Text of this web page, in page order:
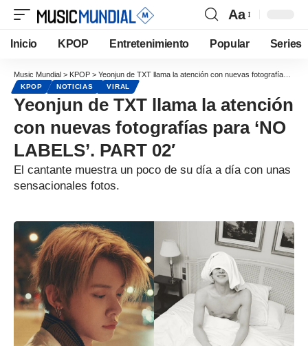
Aa
Inicio KPOP Entretenimiento Popular Series
Music Mundial > KPOP > Yeonjun de TXT llama la atención con nuevas fotografías para ‘NO LABELS’. PART 02′
KPOP NOTICIAS VIRAL
Yeonjun de TXT llama la atención
con nuevas fotografías para ‘NO
LABELS’. PART 02′
El cantante muestra un poco de su día a día con unas
sensacionales fotos.